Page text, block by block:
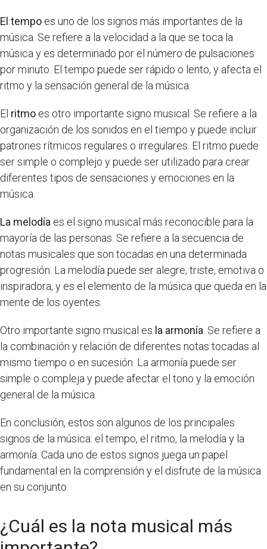
El tempo es uno de los signos más importantes de la
música. Se refiere a la velocidad a la que se toca la
música y es determinado por el número de pulsaciones
por minuto. El tempo puede ser rápido o lento, y afecta el
ritmo y la sensación general de la música.
El ritmo es otro importante signo musical. Se refiere a la
organización de los sonidos en el tiempo y puede incluir
patrones rítmicos regulares o irregulares. El ritmo puede
ser simple o complejo y puede ser utilizado para crear
diferentes tipos de sensaciones y emociones en la
música.
La melodía es el signo musical más reconocible para la
mayoría de las personas. Se refiere a la secuencia de
notas musicales que son tocadas en una determinada
progresión. La melodía puede ser alegre, triste, emotiva o
inspiradora, y es el elemento de la música que queda en la
mente de los oyentes.
Otro importante signo musical es la armonía . Se refiere a
la combinación y relación de diferentes notas tocadas al
mismo tiempo o en sucesión. La armonía puede ser
simple o compleja y puede afectar el tono y la emoción
general de la música.
En conclusión, estos son algunos de los principales
signos de la música: el tempo, el ritmo, la melodía y la
armonía. Cada uno de estos signos juega un papel
fundamental en la comprensión y el disfrute de la música
en su conjunto.
¿Cuál es la nota musical más